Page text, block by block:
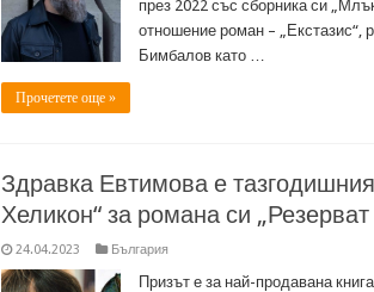
през 2022 със сборника си
отношение роман – „Екстазис“,
Бимбалов като …
Прочетете още »
Здравка Евтимова е
Хеликон“ за романа си
24.04.2023 България
Призът е за най-продавана